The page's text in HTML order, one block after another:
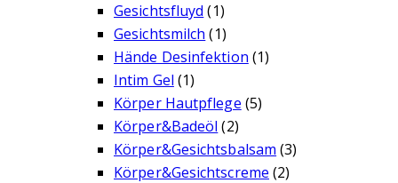
Gesichtsfluyd (1)
Gesichtsmilch (1)
Hände Desinfektion (1)
Intim Gel (1)
Körper Hautpflege (5)
Körper&Badeöl (2)
Körper&Gesichtsbalsam (3)
Körper&Gesichtscreme (2)